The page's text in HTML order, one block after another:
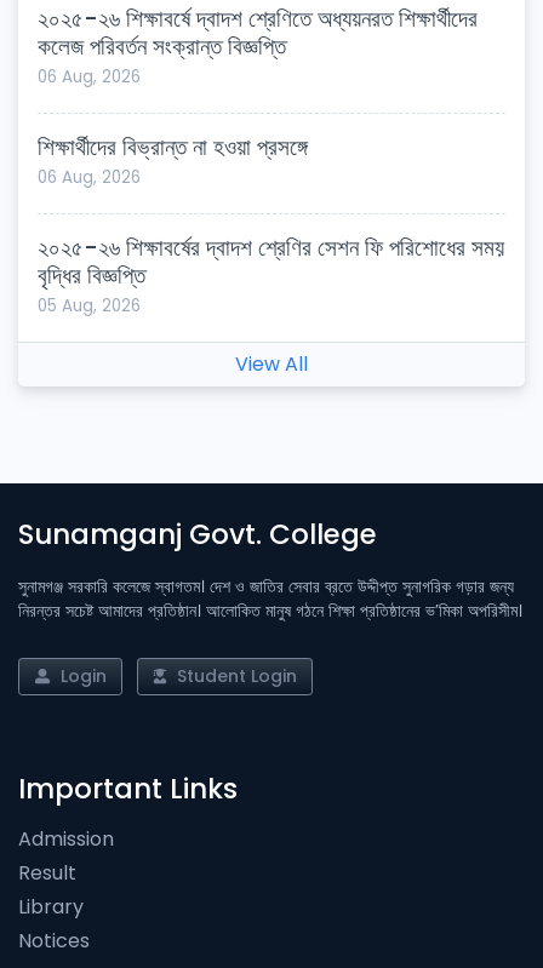
২০২৫-২৬ শিক্ষাবর্ষে দ্বাদশ শ্রেণিতে অধ্যয়নরত শিক্ষার্থীদের
কলেজ পরিবর্তন সংক্রান্ত বিজ্ঞপ্তি
06 Aug, 2026
শিক্ষার্থীদের বিভ্রান্ত না হওয়া প্রসঙ্গে
06 Aug, 2026
২০২৫-২৬ শিক্ষাবর্ষের দ্বাদশ শ্রেণির সেশন ফি পরিশোধের সময়
বৃদ্ধির বিজ্ঞপ্তি
05 Aug, 2026
View All
Sunamganj Govt. College
সুনামগঞ্জ সরকারি কলেজে স্বাগতম। দেশ ও জাতির সেবার ব্রতে উদ্দীপ্ত সুনাগরিক গড়ার জন্য
নিরন্তর সচেষ্ট আমাদের প্রতিষ্ঠান। আলোকিত মানুষ গঠনে শিক্ষা প্রতিষ্ঠানের ভ’মিকা অপরিসীম।
Login Student Login
Important Links
Admission
Result
Library
Notices